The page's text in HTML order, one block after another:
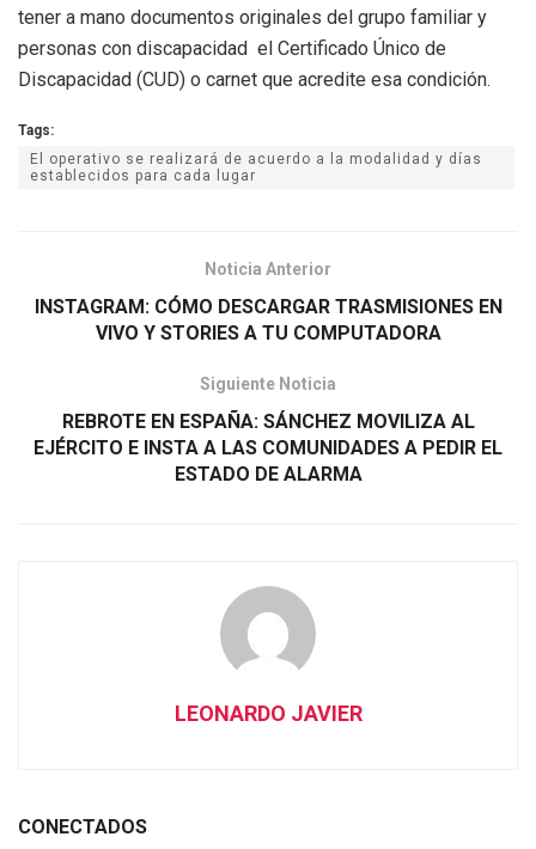
tener a mano documentos originales del grupo familiar y
personas con discapacidad el Certificado Único de
Discapacidad (CUD) o carnet que acredite esa condición.
Tags:
El operativo se realizará de acuerdo a la modalidad y días
establecidos para cada lugar
Noticia Anterior
INSTAGRAM: CÓMO DESCARGAR TRASMISIONES EN
VIVO Y STORIES A TU COMPUTADORA
Siguiente Noticia
REBROTE EN ESPAÑA: SÁNCHEZ MOVILIZA AL
EJÉRCITO E INSTA A LAS COMUNIDADES A PEDIR EL
ESTADO DE ALARMA
LEONARDO JAVIER
CONECTADOS